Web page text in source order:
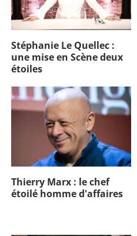
Stéphanie Le Quellec :
une mise en Scène deux
étoiles
Thierry Marx : le chef
étoilé homme d'affaires